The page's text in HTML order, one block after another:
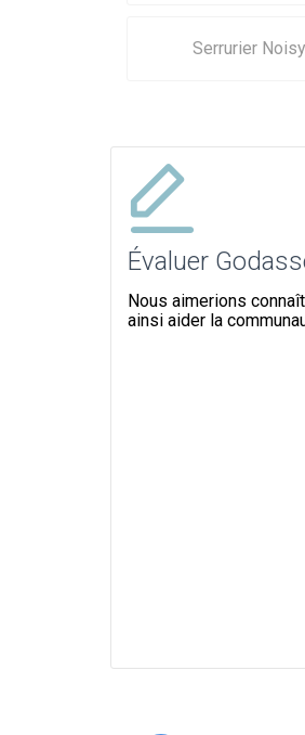
Serrurier
Évaluer
Nous aimerions
ainsi aider la